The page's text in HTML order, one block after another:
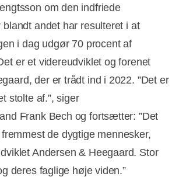
om den indfriede
andet har resulteret i at
i dag udgør 70 procent af
er et videreudviklet og forenet
der er trådt ind i 2022. ”Det er
stolte af.”, siger
Frank Bech og fortsætter: ”Det
de dygtige mennesker,
Andersen & Heegaard. Stor
deres faglige høje viden.”